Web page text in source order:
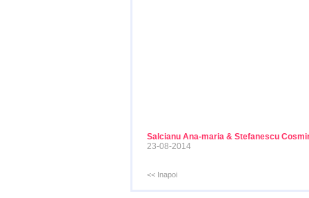
Salcianu Ana-maria & Stefanescu
23-08-2014
<< Inapoi